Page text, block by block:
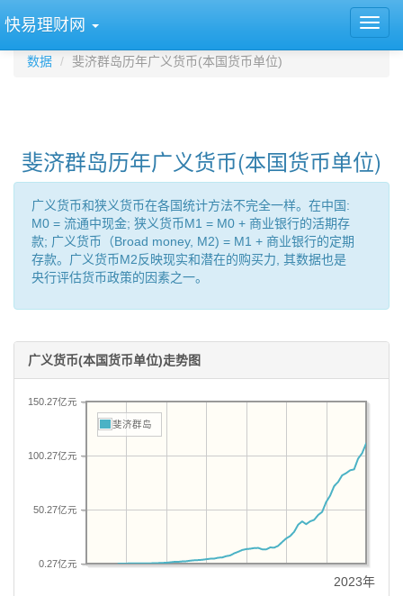
快易理财网
数据 斐济群岛历年广义货币(本国货币单位)
斐济群岛历年广义货币(本国货币单位)
广义货币和狭义货币在各国统计方法不完全一样。在中国:
M0 = 流通中现金; 狭义货币M1 = M0 + 商业银行的活期存
款; 广义货币（Broad money, M2) = M1 + 商业银行的定期
存款。广义货币M2反映现实和潜在的购买力, 其数据也是
央行评估货币政策的因素之一。
广义货币(本国货币单位)走势图
0.27亿元
50.27亿元
100.27亿元
150.27亿元
斐济群岛
2023年